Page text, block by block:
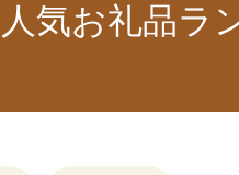
気お礼品ラ